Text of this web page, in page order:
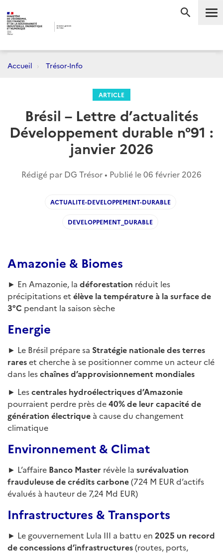
Accueil Trésor-Info
ARTICLE
Brésil – Lettre d’actualités
Développement durable n°91 :
janvier 2026
Rédigé par DG Trésor • Publié le06 février 2026
ACTUALITE-DEVELOPPEMENT-DURABLE
DEVELOPPEMENT_DURABLE
Amazonie & Biomes
► En Amazonie, la déforestation réduit les
précipitations et élève la température à la surface de
3°C pendant la saison sèche
Energie
► Le Brésil prépare sa Stratégie nationale des terres
rareset cherche à se positionner comme un acteur clé
dans leschaînes d’approvisionnement mondiales
► Lescentrales hydroélectriques d’Amazonie
pourraient perdre près de40% de leur capacité de
génération électrique à cause du changement
climatique
Environnement & Climat
► L’affaire Banco Master révèle la surévaluation
frauduleuse de crédits carbone(724 M EUR d’actifs
évalués à hauteur de 7,24 Md EUR)
Infrastructures & Transports
► Le gouvernement Lula III a battu en 2025 un record
de concessions d’infrastructures(routes, ports,